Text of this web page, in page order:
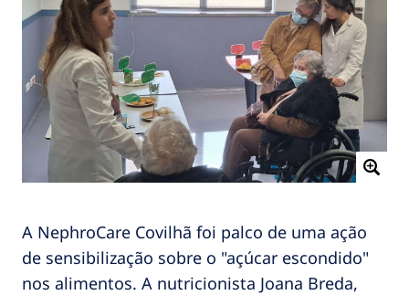
A NephroCare Covilhã foi palco de uma ação
de sensibilização sobre o "açúcar escondido"
nos alimentos. A nutricionista Joana Breda,